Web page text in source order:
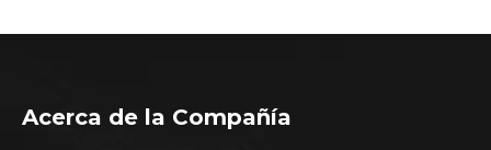
Acerca de la Compañía